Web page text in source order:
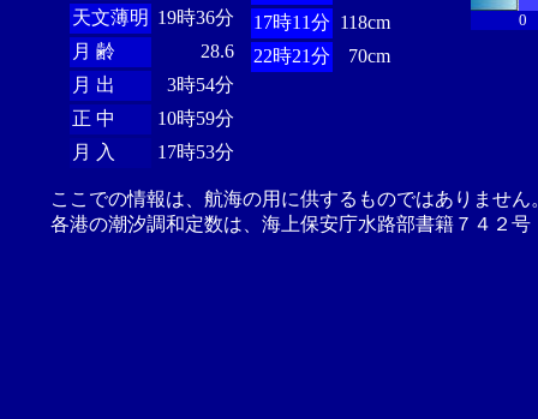
天文薄明 19時36分
月 齢
28.6
月 出
3時54分
正 中
10時59分
月 入
17時53分
17時11分 118cm
22時21分
70cm
0
ここでの情報は、航海の用に供するものではありませ
各港の潮汐調和定数は、海上保安庁水路部書籍７４２